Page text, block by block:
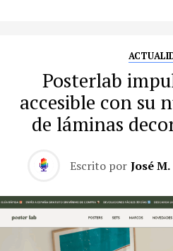
Posterlab
accesible con su
de láminas
Escrito por José M.